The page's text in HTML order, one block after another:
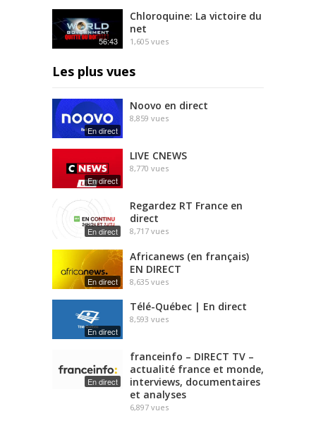
56:43
Chloroquine: La victoire du
net
1,605 vues
Les plus vues
En direct
Noovo en direct
8,859 vues
En direct
LIVE CNEWS
8,770 vues
En direct
Regardez RT France en
direct
8,717 vues
En direct
Africanews (en français)
EN DIRECT
8,635 vues
En direct
Télé-Québec | En direct
8,593 vues
En direct
franceinfo – DIRECT TV –
actualité france et monde,
interviews, documentaires
et analyses
6,897 vues